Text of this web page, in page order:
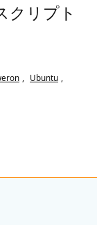
クリプト
Ubuntu